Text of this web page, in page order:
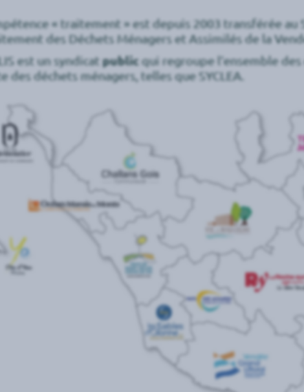
« traitement » est depuis 2003 transférée
des Déchets Ménagers et Assimilés de la
est un syndicatpublic qui regroupe l’ensemble
des déchets ménagers, telles que SYCLEA.